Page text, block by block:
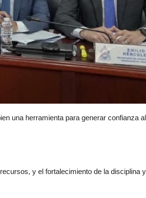
una herramienta para generar confianza
y el fortalecimiento de la disciplina